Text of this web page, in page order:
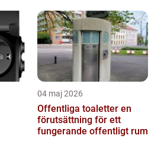
04 maj 2026
Offentliga toaletter en
förutsättning för ett
fungerande offentligt rum